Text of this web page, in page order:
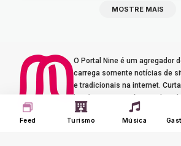
MOSTRE MAIS
O Portal Nine é um agregador
carrega somente notícias de
e tradicionais na internet.
gastronomia.
Feed Turismo Música